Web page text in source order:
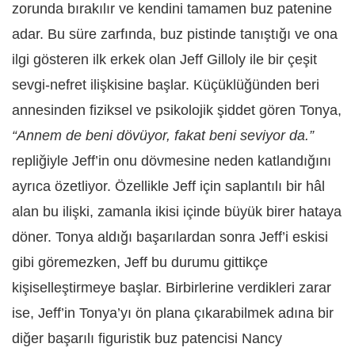
zorunda bırakılır ve kendini tamamen buz patenine
adar. Bu süre zarfında, buz pistinde tanıştığı ve ona
ilgi gösteren ilk erkek olan Jeff Gilloly ile bir çeşit
sevgi-nefret ilişkisine başlar. Küçüklüğünden beri
annesinden fiziksel ve psikolojik şiddet gören Tonya,
“Annem de beni dövüyor, fakat beni seviyor da.”
repliğiyle Jeff’in onu dövmesine neden katlandığını
ayrıca özetliyor. Özellikle Jeff için saplantılı bir hâl
alan bu ilişki, zamanla ikisi içinde büyük birer hataya
döner. Tonya aldığı başarılardan sonra Jeff’i eskisi
gibi göremezken, Jeff bu durumu gittikçe
kişiselleştirmeye başlar. Birbirlerine verdikleri zarar
ise, Jeff’in Tonya’yı ön plana çıkarabilmek adına bir
diğer başarılı figuristik buz patencisi Nancy